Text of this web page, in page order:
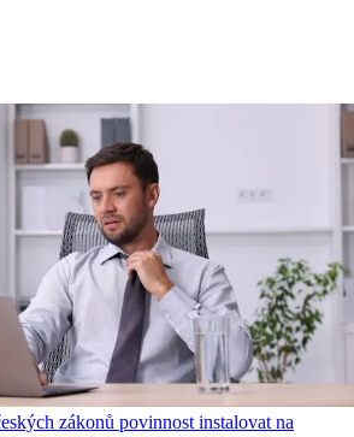
zákonů povinnost instalovat na